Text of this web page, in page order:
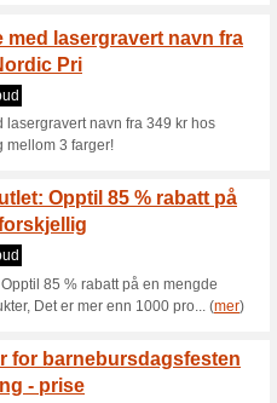
Gi
med
Vi